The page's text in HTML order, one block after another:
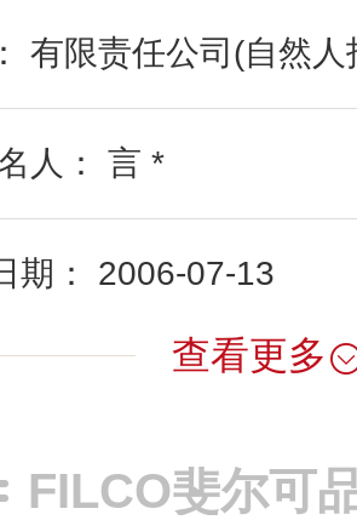
有限责任公司(自然人
人： 言 *
期： 2006-07-13
查看更多
FILCO斐尔可